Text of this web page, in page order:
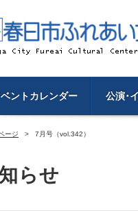
ントカレンダー 公演･
ージ 7月号（vol.342）
らせ